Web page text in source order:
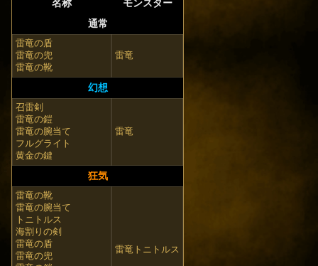
名称
モンスター
通常
雷竜の盾
雷竜の兜
雷竜の靴
雷竜
幻想
召雷剣
雷竜の鎧
雷竜の腕当て
フルグライト
黄金の鍵
雷竜
狂気
雷竜の靴
雷竜の腕当て
トニトルス
海割りの剣
雷竜の盾
雷竜の兜
雷竜トニトルス